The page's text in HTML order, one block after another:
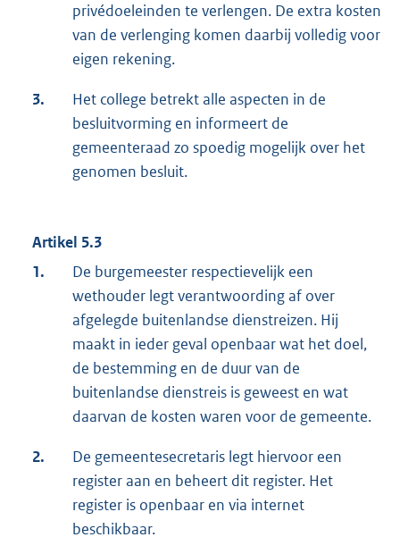
privédoeleinden te verlengen. De extra kosten
van de verlenging komen daarbij volledig voor
eigen rekening.
3.
Het college betrekt alle aspecten in de
besluitvorming en informeert de
gemeenteraad zo spoedig mogelijk over het
genomen besluit.
Artikel 5.3
1.
De burgemeester respectievelijk een
wethouder legt verantwoording af over
afgelegde buitenlandse dienstreizen. Hij
maakt in ieder geval openbaar wat het doel,
de bestemming en de duur van de
buitenlandse dienstreis is geweest en wat
daarvan de kosten waren voor de gemeente.
2.
De gemeentesecretaris legt hiervoor een
register aan en beheert dit register. Het
register is openbaar en via internet
beschikbaar.